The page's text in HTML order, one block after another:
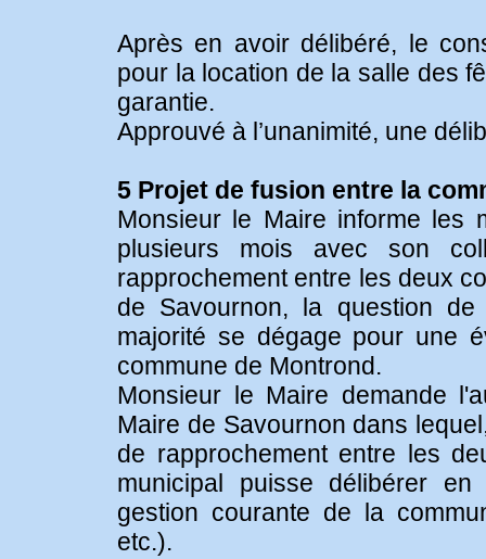
Après en avoir délibéré, le
pour la location de la salle des
garantie.
Approuvé à l’unanimité, une
5 Projet de fusion entre la
Monsieur le Maire informe les
plusieurs mois avec son
rapprochement entre les deux
de Savournon, la question
majorité se dégage pour une
commune de Montrond.
Monsieur le Maire demande
Maire de Savournon dans
de rapprochement entre les
municipal puisse délibérer en
gestion courante de la
etc.).